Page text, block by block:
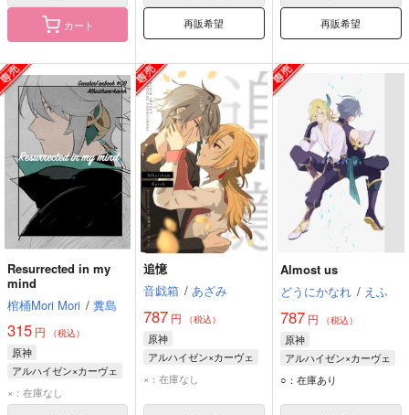
カート 再販希望 再販希望
Resurrected in my
mind
棺桶Mori Mori / 糞島
315 円 （税込）
原神
アルハイゼン×カーヴェ
アルハイゼン
カーヴェ
×：在庫なし
追憶
音戯箱 / あざみ
787 円 （税込）
原神
アルハイゼン×カーヴェ
アルハイゼン
×：在庫なし
Almost us
どうにかなれ / えふ
787円 （税込）
原神
アルハイゼン×カーヴェ
アルハイゼン
○：在庫あり